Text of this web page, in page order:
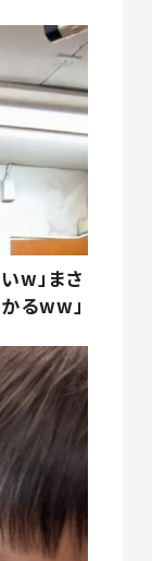
w」まさ
るww」